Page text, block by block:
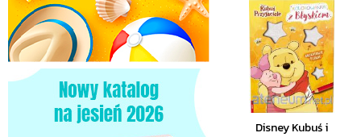
Disney Kubuś i